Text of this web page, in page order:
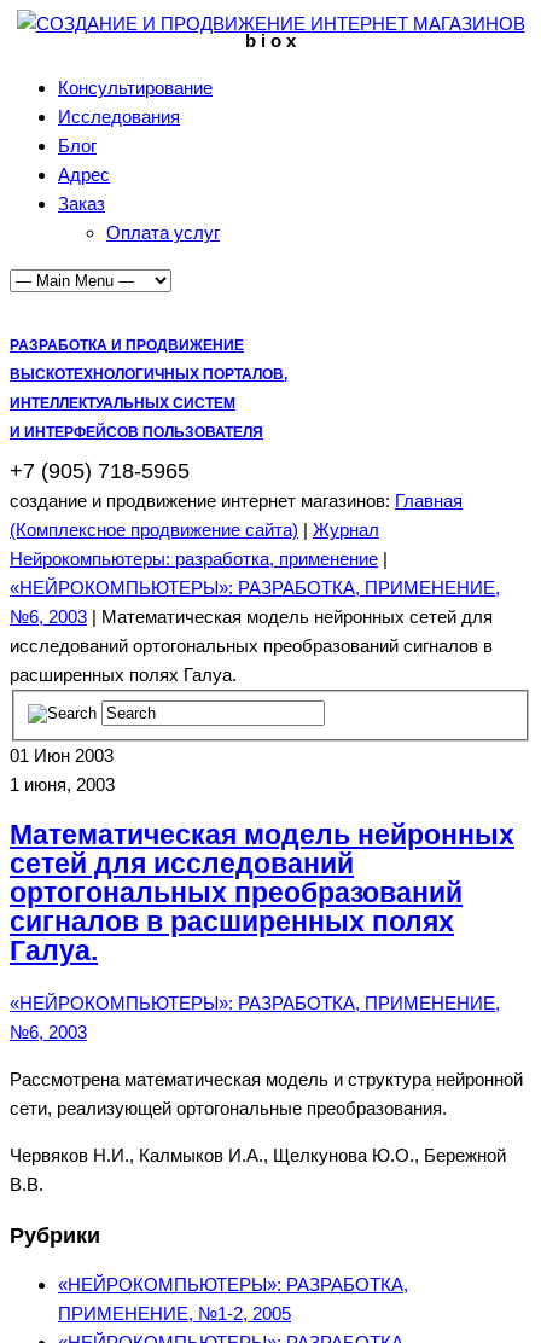
b i o x
Консультирование
Исследования
Блог
Адрес
Заказ
Оплата услуг
РАЗРАБОТКА И ПРОДВИЖЕНИЕ
ВЫСКОТЕХНОЛОГИЧНЫХ ПОРТАЛОВ,
ИНТЕЛЛЕКТУАЛЬНЫХ СИСТЕМ
И ИНТЕРФЕЙСОВ ПОЛЬЗОВАТЕЛЯ
+7 (905) 718-5965
создание и продвижение интернет магазинов: Главная
(Комплексное продвижение сайта) | Журнал
Нейрокомпьютеры: разработка, применение |
«НЕЙРОКОМПЬЮТЕРЫ»: РАЗРАБОТКА, ПРИМЕНЕНИЕ,
№6, 2003 | Математическая модель нейронных сетей для
исследований ортогональных преобразований сигналов в
расширенных полях Галуа.
01 Июн 2003
1 июня, 2003
Математическая модель нейронных
сетей для исследований
ортогональных преобразований
сигналов в расширенных полях
Галуа.
«НЕЙРОКОМПЬЮТЕРЫ»: РАЗРАБОТКА, ПРИМЕНЕНИЕ,
№6, 2003
Рассмотрена математическая модель и структура нейронной
сети, реализующей ортогональные преобразования.
Червяков Н.И., Калмыков И.А., Щелкунова Ю.О., Бережной
В.В.
Рубрики
«НЕЙРОКОМПЬЮТЕРЫ»: РАЗРАБОТКА,
ПРИМЕНЕНИЕ, №1-2, 2005